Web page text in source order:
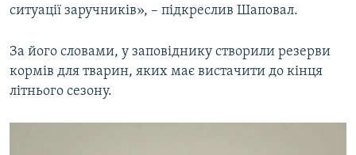
ситуації заручників», – підкреслив Шаповал.
За його словами, у заповіднику створили резерви
кормів для тварин, яких має вистачити до кінця
літнього сезону.